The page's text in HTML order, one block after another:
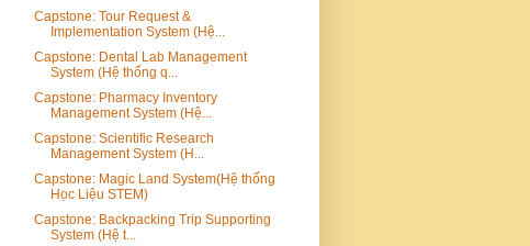
Capstone: Tour Request &
Implementation System (Hệ...
Capstone: Dental Lab Management
System (Hệ thống q...
Capstone: Pharmacy Inventory
Management System (Hệ...
Capstone: Scientific Research
Management System (H...
Capstone: Magic Land System(Hệ thống
Học Liệu STEM)
Capstone: Backpacking Trip Supporting
System (Hệ t...